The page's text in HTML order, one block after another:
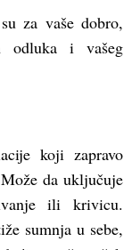
za vaše dobro,
odluka i vašeg
koji zapravo
da uključuje
ili krivicu.
sumnja u sebe,